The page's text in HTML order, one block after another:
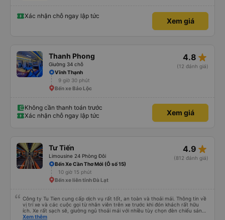
Xác nhận chỗ ngay lập tức
Xem giá
Thanh Phong
Giường 34 chỗ
4.8 star_rate
(12 đánh giá)
Vĩnh Thạnh
9 giờ 30 phút
Bến xe Bảo Lộc
Không cần thanh toán trước
Xác nhận chỗ ngay lập tức
Xem giá
Tư Tiến
Limousine 24 Phòng Đôi
4.9 star_rate
(812 đánh giá)
Bến Xe Cần Thơ Mới (Ô số 15)
10 giờ 15 phút
Bến xe liên tỉnh Đà Lạt
Công ty Tu Tien cung cấp dịch vụ rất tốt, an toàn và thoải mái. Thông tin về
vị trí xe và các cuộc gọi từ nhân viên trên xe trước khi đón khách rất hữu
ích. Xe rất sạch sẽ, giường ngủ thoải mái với nhiều tùy chọn đèn chiếu sáng
và cổng USB được đặt ở vị trí thuận tiện. Nhân viên rất lịch sự và xe đến
Xem thêm